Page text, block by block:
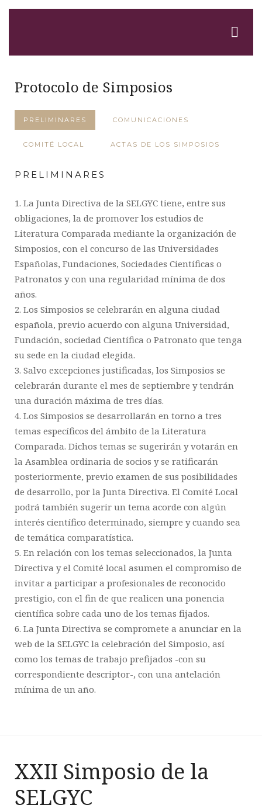
Protocolo de Simposios
PRELIMINARES COMUNICACIONES
COMITÉ LOCAL ACTAS DE LOS SIMPOSIOS
PRELIMINARES
1. La Junta Directiva de la SELGYC tiene, entre sus
obligaciones, la de promover los estudios de
Literatura Comparada mediante la organización de
Simposios, con el concurso de las Universidades
Españolas, Fundaciones, Sociedades Científicas o
Patronatos y con una regularidad mínima de dos
años.
2. Los Simposios se celebrarán en alguna ciudad
española, previo acuerdo con alguna Universidad,
Fundación, sociedad Científica o Patronato que tenga
su sede en la ciudad elegida.
3. Salvo excepciones justificadas, los Simposios se
celebrarán durante el mes de septiembre y tendrán
una duración máxima de tres días.
4. Los Simposios se desarrollarán en torno a tres
temas específicos del ámbito de la Literatura
Comparada. Dichos temas se sugerirán y votarán en
la Asamblea ordinaria de socios y se ratificarán
posteriormente, previo examen de sus posibilidades
de desarrollo, por la Junta Directiva. El Comité Local
podrá también sugerir un tema acorde con algún
interés científico determinado, siempre y cuando sea
de temática comparatística.
5. En relación con los temas seleccionados, la Junta
Directiva y el Comité local asumen el compromiso de
invitar a participar a profesionales de reconocido
prestigio, con el fin de que realicen una ponencia
científica sobre cada uno de los temas fijados.
6. La Junta Directiva se compromete a anunciar en la
web de la SELGYC la celebración del Simposio, así
como los temas de trabajo prefijados -con su
correspondiente descriptor-, con una antelación
mínima de un año.
XXII Simposio de la
SELGYC